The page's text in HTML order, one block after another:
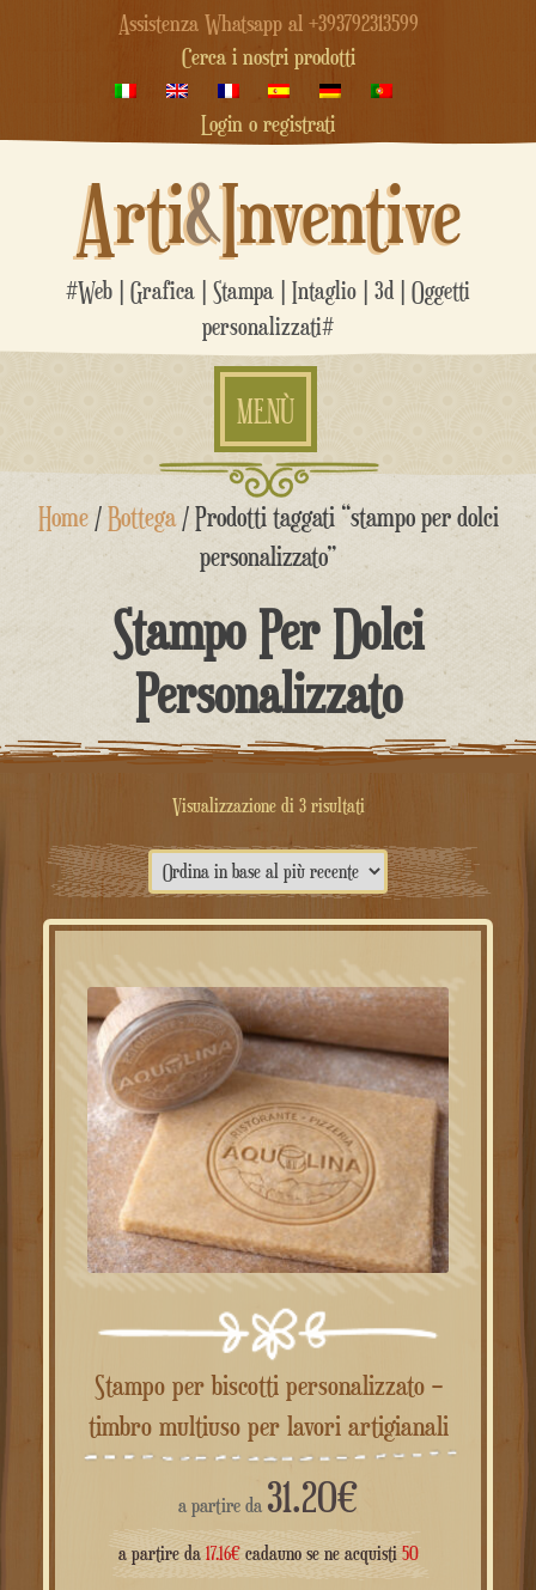
Assistenza Whatsapp al +393792313599
Cerca i nostri prodotti
Login o registrati
Arti&Inventive
#Web | Grafica | Stampa | Intaglio | 3d | Oggetti
personalizzati#
MENÙ
Salta
Home/Bottega/ Prodotti taggati “stampo per dolci
personalizzato”
Stampo Per Dolci
Personalizzato
Visualizzazione di 3 risultatiOrdina
in
base
recente
Stampo per biscotti personalizzato –
timbro multiuso per lavori artigianali
a partire da 31.20€
a partire da 17.16€cadauno se ne acquisti50